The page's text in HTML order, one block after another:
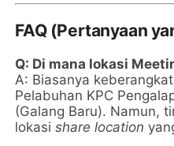
FAQ (Pertanyaan
Q: Di mana lokasi
A: Biasanya
Pelabuhan KPC
(Galang Baru). Namun,
lokasishare location